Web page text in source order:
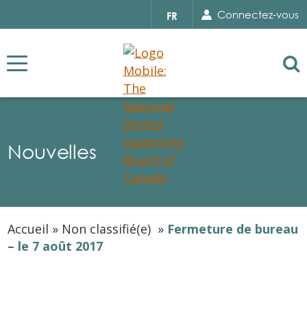
Select
your
FR Connectez-vous
Nouvelles
Accueil » Non classifié(e) » Fermeture de bureau
– le 7 août 2017